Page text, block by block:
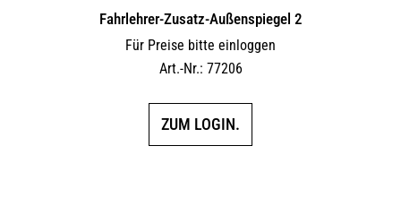
Fahrlehrer-Zusatz-Außen­spiegel 2
Für Preise bitte einloggen
Art.-Nr.: 77206
ZUM LOGIN.